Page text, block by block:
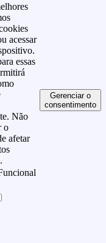
acessar
essas
Não
o
afetar
Gerenciar o
consentimento